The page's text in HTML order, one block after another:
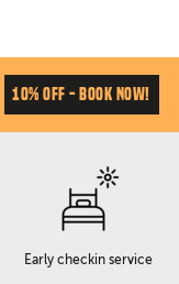
10% OFF - BOOK NOW!
Early checkin service